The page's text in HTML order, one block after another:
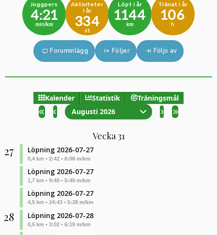
Joggpers
4:21
min/km
Aktiviteter
i år
334
st
Löpt i år
1144
km
Tränat i år
106
h
Foruminlägg Följer Följs av
Kalender Statistik
Träningsmål
Augusti 2026
Vecka 31
27 Löpning 2026-07-27
0,4 km • 2:42 • 6:08 m/km
Löpning 2026-07-27
1,7 km • 9:40 • 5:49 m/km
Löpning 2026-07-27
4,5 km • 24:43 • 5:28 m/km
28 Löpning 2026-07-28
0,5 km • 3:02 • 6:19 m/km